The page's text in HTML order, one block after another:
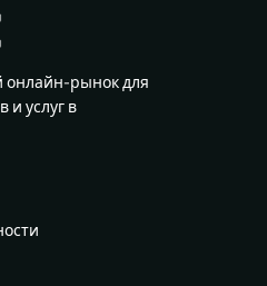
онлайн-рынок для
и услуг в